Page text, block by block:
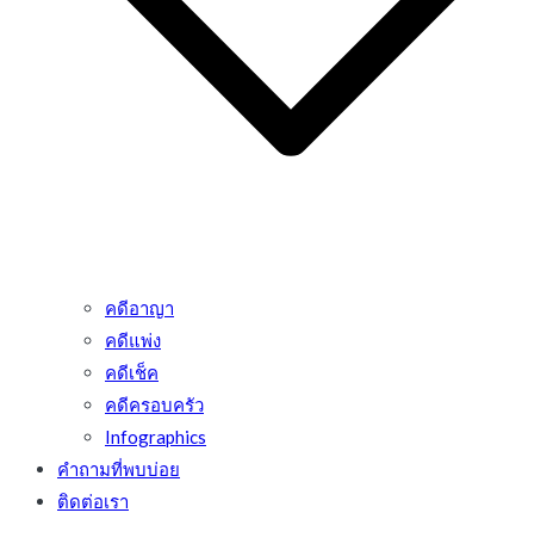
คดีอาญา
คดีแพ่ง
คดีเช็ค
คดีครอบครัว
Infographics
คำถามที่พบบ่อย
ติดต่อเรา